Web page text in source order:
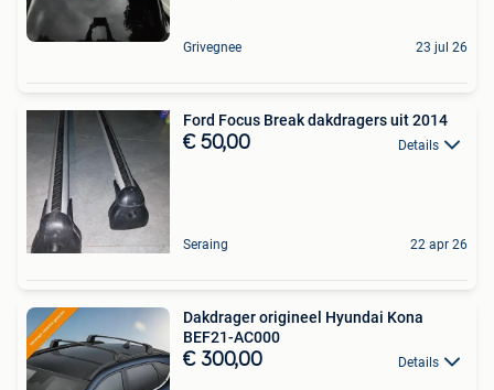
Grivegnee 23 jul 26
Ford Focus Break dakdragers uit 2014
€ 50,00 Details
Seraing 22 apr 26
Dakdrager origineel Hyundai Kona
BEF21-AC000
€ 300,00 Details